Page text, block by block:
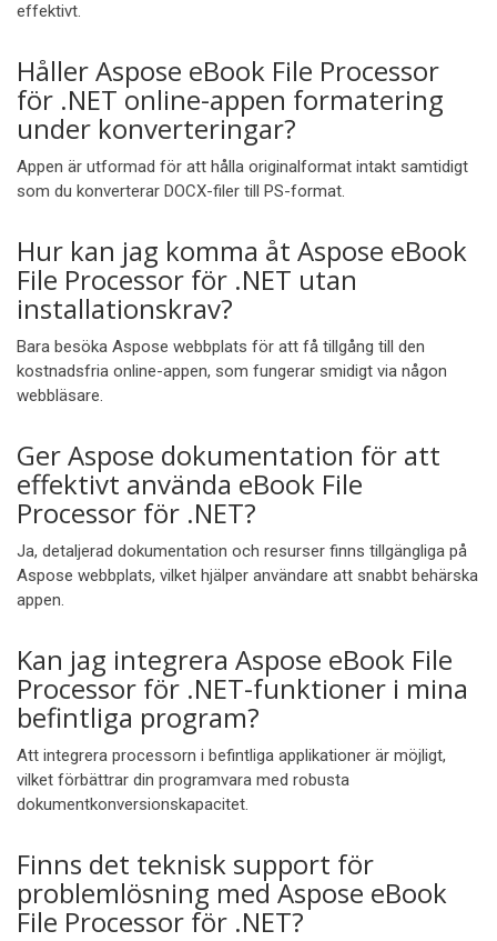
effektivt.
Håller Aspose eBook File Processor
för .NET online-appen formatering
under konverteringar?
Appen är utformad för att hålla originalformat intakt samtidigt
som du konverterar DOCX-filer till PS-format.
Hur kan jag komma åt Aspose eBook
File Processor för .NET utan
installationskrav?
Bara besöka Aspose webbplats för att få tillgång till den
kostnadsfria online-appen, som fungerar smidigt via någon
webbläsare.
Ger Aspose dokumentation för att
effektivt använda eBook File
Processor för .NET?
Ja, detaljerad dokumentation och resurser finns tillgängliga på
Aspose webbplats, vilket hjälper användare att snabbt behärska
appen.
Kan jag integrera Aspose eBook File
Processor för .NET-funktioner i mina
befintliga program?
Att integrera processorn i befintliga applikationer är möjligt,
vilket förbättrar din programvara med robusta
dokumentkonversionskapacitet.
Finns det teknisk support för
problemlösning med Aspose eBook
File Processor för .NET?